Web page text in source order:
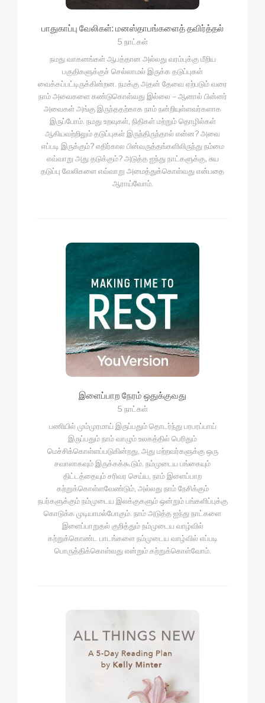
பாதுகாப்பு வேலிகள்: மனஸ்தாபங்களைத் தவிர்த்தல்
5 நாட்கள்
நமது வாகனங்கள் ஆபத்தான அல்லது வரம்புக்கு மீறிய
பகுதிகளுக்குச் செல்லாமல் இருக்க தடுப்புகள்
வைக்கப்பட்டிருக்கின்றன. நமக்கு அதன் தேவை ஏற்படும் வரை
நாம் அவைகளை கண்டுகொள்வது இல்லை – ஆனால் பின்னர்
அவைகள் அங்கு இருந்ததற்காக நாம் நன்றியுள்ளவர்களாக
இருப்போம். நமது உறவுகள், நிதிகள் மற்றும் தொழில்கள்
ஆகியவற்றிலும் தடுப்புகள் இருந்திருந்தால் என்ன? அவை
எப்படி இருக்கும்? எதிர்கால பின்வருத்தங்களிலிருந்து நம்மை
எவ்வாறு அது தடுக்கும்? அடுத்த ஐந்து நாட்களுக்கு, சுய
தடுப்பு வேலிகளை எவ்வாறு அமைத்துக்கொள்வது என்பதை
ஆராய்வோம்.
இளைப்பாற நேரம் ஒதுக்குவது
5 நாட்கள்
பணியில் மும்முரமாய் இருப்பதும் தொடர்ந்து பரபரப்பாய்
இருப்பதும் நாம் வாழும் உலகத்தில் பெரிதும்
மெச்சிக்கொள்ளப்படுகின்றது, அது மற்றவர்களுக்கு ஒரு
சவாலாகவும் இருக்கக்கூடும். நம்முடைய பங்கையும்
திட்டத்தையும் சரிவர செய்ய, நாம் இளைப்பாற
கற்றுக்கொள்ளவேண்டும், அல்லது நாம் நேசிக்கும்
நபர்களுக்கும் நம்முடைய இலக்குகளும் ஒன்றும் பங்களிப்புக்கு
கொடுக்க முடியாமல்போகும். நாம் அடுத்த ஐந்து நாட்களை
இளைப்பாறுதல் குறித்தும் நம்முடைய வாழ்வில்
கற்றுக்கொண்ட பாடங்களை நம்முடைய வாழ்வில் எப்படி
பொருத்திக்கொள்வது என்றும் கற்றுக்கொள்வோம்.